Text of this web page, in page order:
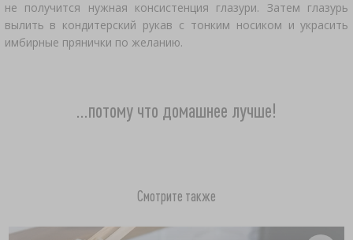
не получится нужная консистенция глазури. Затем глазурь
вылить в кондитерский рукав с тонким носиком и украсить
имбирные прянички по желанию.
...потому что домашнее лучше!
Смотрите также